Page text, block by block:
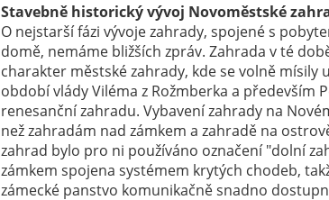
Stavebně historický vývoj Novoměstské
O nejstarší fázi vývoje zahrady, spojené s
domě, nemáme bližších zpráv. Zahrada v té
charakter městské zahrady, kde se volně
období vlády Viléma z Rožmberka a především
renesanční zahradu. Vybavení zahrady na
než zahradám nad zámkem a zahradě na
zahrad bylo pro ni používáno označení "dolní
zámkem spojena systémem krytých chodeb,
zámecké panstvo komunikačně snadno